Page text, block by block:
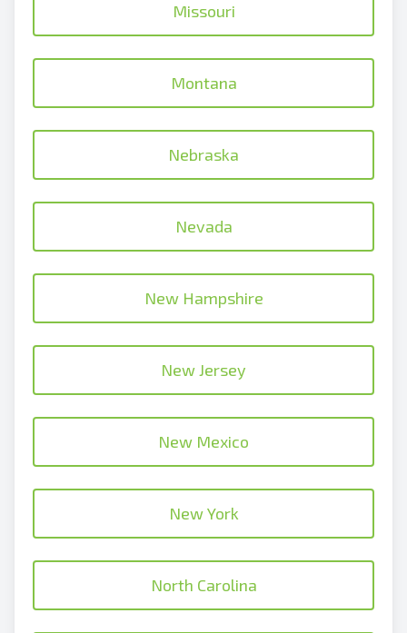
Missouri
Montana
Nebraska
Nevada
New Hampshire
New Jersey
New Mexico
New York
North Carolina